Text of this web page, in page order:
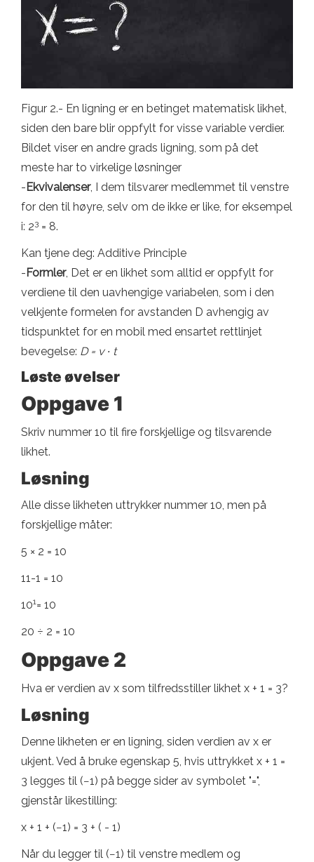
Figur 2.- En ligning er en betinget matematisk likhet,
siden den bare blir oppfylt for visse variable verdier.
Bildet viser en andre grads ligning, som på det
meste har to virkelige løsninger
- Ekvivalenser, I dem tilsvarer medlemmet til venstre
for den til høyre, selv om de ikke er like, for eksempel
i: 23 = 8.
Kan tjene deg: Additive Principle
- Formler, Det er en likhet som alltid er oppfylt for
verdiene til den uavhengige variabelen, som i den
velkjente formelen for avstanden D avhengig av
tidspunktet for en mobil med ensartet rettlinjet
bevegelse: D = v ∙ t
Løste øvelser
Oppgave 1
Skriv nummer 10 til fire forskjellige og tilsvarende
likhet.
Løsning
Alle disse likheten uttrykker nummer 10, men på
forskjellige måter:
5 × 2 = 10
11-1 = 10
101= 10
20 ÷ 2 = 10
Oppgave 2
Hva er verdien av x som tilfredsstiller likhet x + 1 = 3?
Løsning
Denne likheten er en ligning, siden verdien av x er
ukjent. Ved å bruke egenskap 5, hvis uttrykket x + 1 =
3 legges til (−1) på begge sider av symbolet "=",
gjenstår likestilling:
x + 1 + (−1) = 3 + ( - 1)
Når du legger til (−1) til venstre medlem og